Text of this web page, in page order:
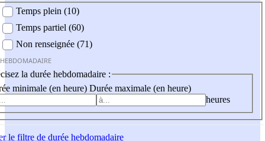
Temps plein (10)
Temps partiel (60)
Non renseignée (71)
la durée hebdomadaire :
minimale (en heure) Durée maximale (en heure)
heures
le filtre de durée hebdomadaire